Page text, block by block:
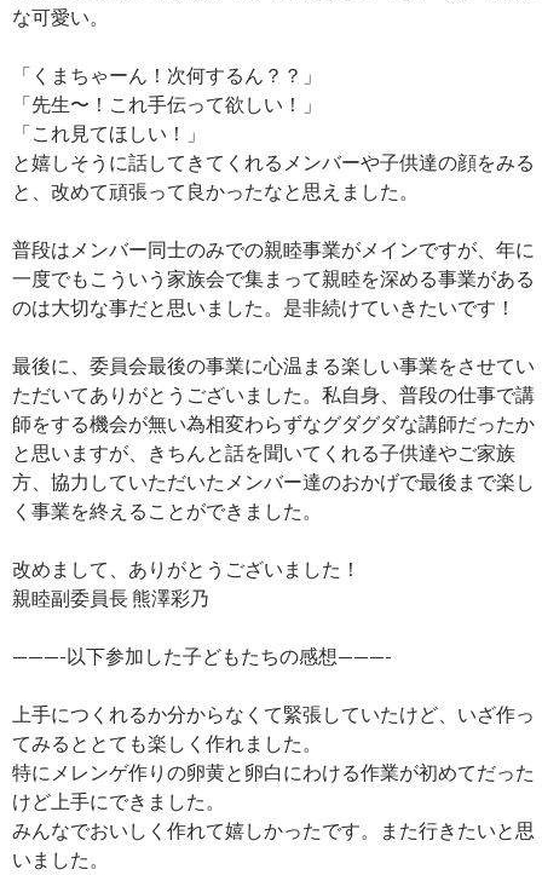
な可愛い。
「くまちゃーん！次何するん？？」
「先生〜！これ手伝って欲しい！」
「これ見てほしい！」
と嬉しそうに話してきてくれるメンバーや子供達の顔をみる
と、改めて頑張って良かったなと思えました。
普段はメンバー同士のみでの親睦事業がメインですが、年に
一度でもこういう家族会で集まって親睦を深める事業がある
のは大切な事だと思いました。是非続けていきたいです！
最後に、委員会最後の事業に心温まる楽しい事業をさせてい
ただいてありがとうございました。私自身、普段の仕事で講
師をする機会が無い為相変わらずなグダグダな講師だったか
と思いますが、きちんと話を聞いてくれる子供達やご家族
方、協力していただいたメンバー達のおかげで最後まで楽し
く事業を終えることができました。
改めまして、ありがとうございました！
親睦副委員長 熊澤彩乃
———-以下参加した子どもたちの感想———-
上手につくれるか分からなくて緊張していたけど、いざ作っ
てみるととても楽しく作れました。
特にメレンゲ作りの卵黄と卵白にわける作業が初めてだった
けど上手にできました。
みんなでおいしく作れて嬉しかったです。また行きたいと思
いました。